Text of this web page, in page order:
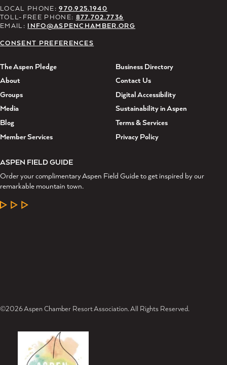
LOCAL PHONE:970.925.1940
TOLL-FREE PHONE: 877.702.7736
EMAIL: INFO@ASPENCHAMBER.ORG
CONSENT PREFERENCES
The Aspen Pledge
About
Groups
Media
Blog
Member Services
Business Directory
Contact Us
Digital Accessibility
Sustainability in Aspen
Terms & Services
Privacy Policy
ASPEN FIELD GUIDE
Order your complimentary Aspen Field Guide to get inspired by our
remarkable mountain town.
LEARN MORE
©2026 Aspen Chamber Resort Association. All Rights Reserved.